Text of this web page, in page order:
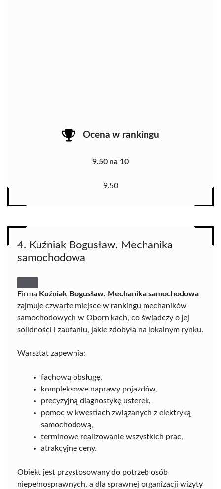
Ocena w rankingu
9.50 na 10
9.50
4. Kuźniak Bogusław. Mechanika
samochodowa
Firma Kuźniak Bogusław. Mechanika samochodowa
zajmuje czwarte miejsce w rankingu mechaników
samochodowych w Obornikach, co świadczy o jej
solidności i zaufaniu, jakie zdobyła na lokalnym rynku.
Warsztat zapewnia:
fachową obsługę,
kompleksowe naprawy pojazdów,
precyzyjną diagnostykę usterek,
pomoc w kwestiach związanych z elektryką
samochodową,
terminowe realizowanie wszystkich prac,
atrakcyjne ceny.
Obiekt jest przystosowany do potrzeb osób
niepełnosprawnych, a dla sprawnej organizacji wizyty